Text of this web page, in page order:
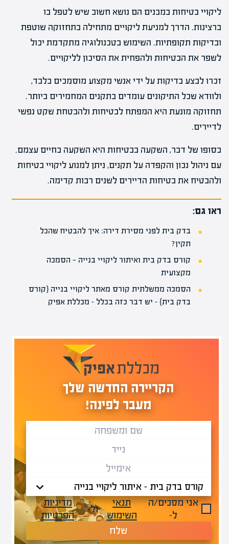
ליקויי בטיחות במבנים הם נושא חשוב שיש לטפל בו
ברצינות. הדרך למניעת ליקויים מתחילה בתחזוקה שוטפת
ובדיקות תקופתיות. השימוש בטכנולוגיה מתקדמת יכול
לשפר את הבטיחות ולהפחית את הסיכון לליקויים.
זכרו לבצע בדיקות על ידי אנשי מקצוע מוסמכים בלבד,
ולוודא שכל התיקונים עומדים בתקנים המחמירים ביותר.
תחזוקה מונעת היא המפתח לבטיחות ולהבטחת שקט נפשי
לדיירים.
בסופו של דבר, השקעה בבטיחות היא השקעה בחיים עצמם.
עם ניהול נכון והקפדה על תקנים, ניתן למנוע ליקויי בטיחות
ולהבטיח את בטיחות הדיירים לשנים רבות קדימה.
ראו גם:
בדק בית לפני מסירת דירה: איך להבטיח שהכל
תקין?
קורס בדק בית ואיתור ליקויי בנייה — הסמכה
מקצועית
הסמכה ממשלתית קורס מאתר ליקויי בנייה {קורס
בדק בית} – יש דבר כזה בכלל – מכללת אפיק
הקריירה החדשה שלך
מעבר לפינה!
אני מסכים/ה
ל-
תנאי
השימוש
ול-
מדיניות
הפרטיות
.
שלח